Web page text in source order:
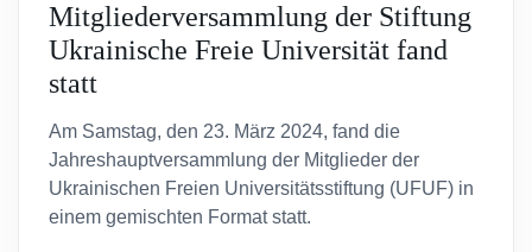
Mitgliederversammlung der Stiftung
Ukrainische Freie Universität fand
statt
Am Samstag, den 23. März 2024, fand die
Jahreshauptversammlung der Mitglieder der
Ukrainischen Freien Universitätsstiftung (UFUF) in
einem gemischten Format statt.